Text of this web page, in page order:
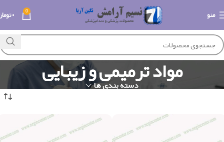
منو 0 ۰
مواد ترمیمی و زیبایی
دسته بندی ها